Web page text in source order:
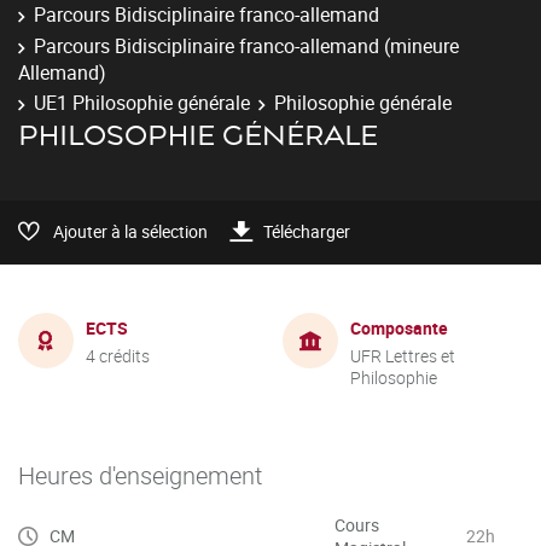
Parcours Bidisciplinaire franco-allemand
Parcours Bidisciplinaire franco-allemand (mineure
Allemand)
UE1 Philosophie générale
Philosophie générale
PHILOSOPHIE GÉNÉRALE
Ajouter à la sélection Télécharger
ECTS
4 crédits
Composante
UFR Lettres et
Philosophie
Heures d'enseignement
CM
Cours
22h